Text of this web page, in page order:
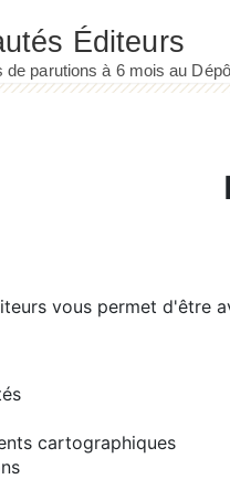
vous permet d'être
cartographiques